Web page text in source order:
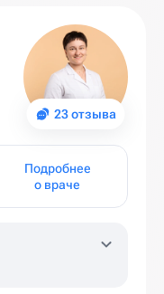
23 отзыва
Подробнее
о враче